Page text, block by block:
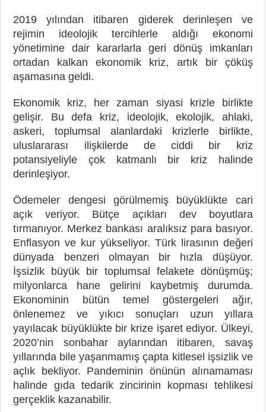
2019 yılından itibaren giderek derinleşen ve
rejimin ideolojik tercihlerle aldığı ekonomi
yönetimine dair kararlarla geri dönüş imkanları
ortadan kalkan ekonomik kriz, artık bir çöküş
aşamasına geldi.
Ekonomik kriz, her zaman siyasi krizle birlikte
gelişir. Bu defa kriz, ideolojik, ekolojik, ahlaki,
askeri, toplumsal alanlardaki krizlerle birlikte,
uluslararası ilişkilerde de ciddi bir kriz
potansiyeliyle çok katmanlı bir kriz halinde
derinleşiyor.
Ödemeler dengesi görülmemiş büyüklükte cari
açık veriyor. Bütçe açıkları dev boyutlara
tırmanıyor. Merkez bankası aralıksız para basıyor.
Enflasyon ve kur yükseliyor. Türk lirasının değeri
dünyada benzeri olmayan bir hızla düşüyor.
İşsizlik büyük bir toplumsal felakete dönüşmüş;
milyonlarca hane gelirini kaybetmiş durumda.
Ekonominin bütün temel göstergeleri ağır,
önlenemez ve yıkıcı sonuçları uzun yıllara
yayılacak büyüklükte bir krize işaret ediyor. Ülkeyi,
2020’nin sonbahar aylarından itibaren, savaş
yıllarında bile yaşanmamış çapta kitlesel işsizlik ve
açlık bekliyor. Pandeminin önünün alınamaması
halinde gıda tedarik zincirinin kopması tehlikesi
gerçeklik kazanabilir.